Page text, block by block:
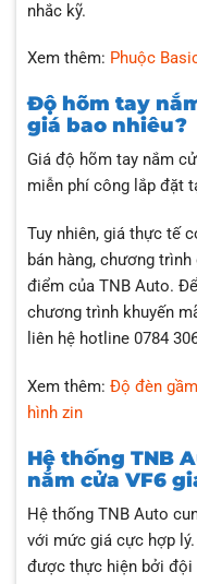
nhắc kỹ.
Xem thêm: Phuộc
Độ hõm tay
giá bao nhiêu?
Giá độ hõm tay nắm
miễn phí công lắp đặt
Tuy nhiên, giá thực tế
bán hàng, chương
điểm của TNB Auto.
chương trình khuyến
liên hệ hotline 0784
Xem thêm: Độ đèn
hình zin
Hệ thống TNB
nắm cửa VF6
Hệ thống TNB Auto
với mức giá cực hợp
được thực hiện bởi đội